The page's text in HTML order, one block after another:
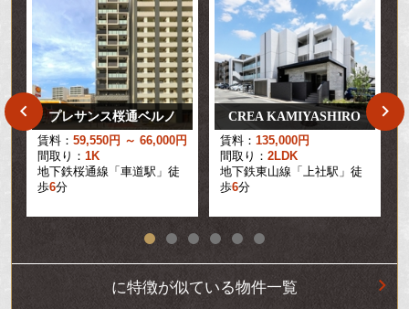
プレサンス桜通ベルノ
賃料： 59,550円 ～ 66,000円
間取り： 1K
地下鉄桜通線「車道駅」徒
歩6分
CREA KAMIYASHIRO
賃料： 135,000円
間取り： 2LDK
地下鉄東山線「上社駅」徒
歩6分
に特徴が似ている物件一覧